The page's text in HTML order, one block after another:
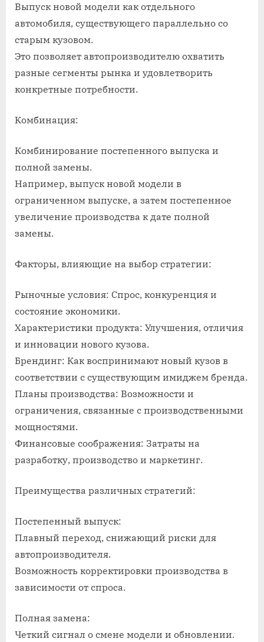
Выпуск новой модели как отдельного
автомобиля, существующего параллельно со
старым кузовом.
Это позволяет автопроизводителю охватить
разные сегменты рынка и удовлетворить
конкретные потребности.
Комбинация:
Комбинирование постепенного выпуска и
полной замены.
Например, выпуск новой модели в
ограниченном выпуске, а затем постепенное
увеличение производства к дате полной
замены.
Факторы, влияющие на выбор стратегии:
Рыночные условия: Спрос, конкуренция и
состояние экономики.
Характеристики продукта: Улучшения, отличия
и инновации нового кузова.
Брендинг: Как воспринимают новый кузов в
соответствии с существующим имиджем бренда.
Планы производства: Возможности и
ограничения, связанные с производственными
мощностями.
Финансовые соображения: Затраты на
разработку, производство и маркетинг.
Преимущества различных стратегий:
Постепенный выпуск:
Плавный переход, снижающий риски для
автопроизводителя.
Возможность корректировки производства в
зависимости от спроса.
Полная замена:
Четкий сигнал о смене модели и обновлении.